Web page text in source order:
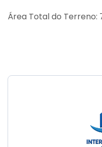
Área Total do Terreno: